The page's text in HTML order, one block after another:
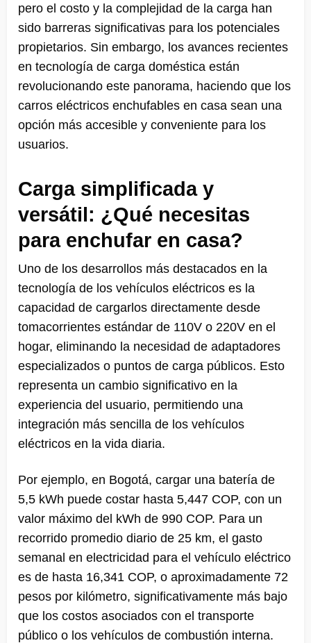
pero el costo y la complejidad de la carga han
sido barreras significativas para los potenciales
propietarios. Sin embargo, los avances recientes
en tecnología de carga doméstica están
revolucionando este panorama, haciendo que los
carros eléctricos enchufables en casa sean una
opción más accesible y conveniente para los
usuarios.
Carga simplificada y
versátil: ¿Qué necesitas
para enchufar en casa?
Uno de los desarrollos más destacados en la
tecnología de los vehículos eléctricos es la
capacidad de cargarlos directamente desde
tomacorrientes estándar de 110V o 220V en el
hogar, eliminando la necesidad de adaptadores
especializados o puntos de carga públicos. Esto
representa un cambio significativo en la
experiencia del usuario, permitiendo una
integración más sencilla de los vehículos
eléctricos en la vida diaria.
Por ejemplo, en Bogotá, cargar una batería de
5,5 kWh puede costar hasta 5,447 COP, con un
valor máximo del kWh de 990 COP. Para un
recorrido promedio diario de 25 km, el gasto
semanal en electricidad para el vehículo eléctrico
es de hasta 16,341 COP, o aproximadamente 72
pesos por kilómetro, significativamente más bajo
que los costos asociados con el transporte
público o los vehículos de combustión interna.